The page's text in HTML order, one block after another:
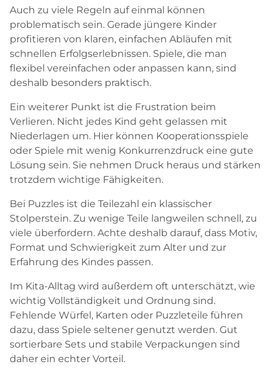
Auch zu viele Regeln auf einmal können
problematisch sein. Gerade jüngere Kinder
profitieren von klaren, einfachen Abläufen mit
schnellen Erfolgserlebnissen. Spiele, die man
flexibel vereinfachen oder anpassen kann, sind
deshalb besonders praktisch.
Ein weiterer Punkt ist die Frustration beim
Verlieren. Nicht jedes Kind geht gelassen mit
Niederlagen um. Hier können Kooperationsspiele
oder Spiele mit wenig Konkurrenzdruck eine gute
Lösung sein. Sie nehmen Druck heraus und stärken
trotzdem wichtige Fähigkeiten.
Bei Puzzles ist die Teilezahl ein klassischer
Stolperstein. Zu wenige Teile langweilen schnell, zu
viele überfordern. Achte deshalb darauf, dass Motiv,
Format und Schwierigkeit zum Alter und zur
Erfahrung des Kindes passen.
Im Kita-Alltag wird außerdem oft unterschätzt, wie
wichtig Vollständigkeit und Ordnung sind.
Fehlende Würfel, Karten oder Puzzleteile führen
dazu, dass Spiele seltener genutzt werden. Gut
sortierbare Sets und stabile Verpackungen sind
daher ein echter Vorteil.